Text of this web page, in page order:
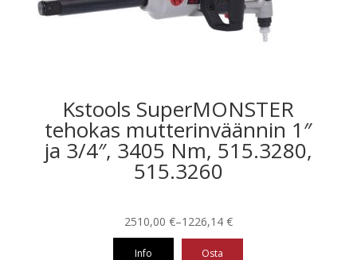
Kstools SuperMONSTER
tehokas mutterinväännin 1″
ja 3/4″, 3405 Nm, 515.3280,
515.3260
1226,14 €
–
2510,00 €Hintaluokka:
1226,14 €
Info Osta